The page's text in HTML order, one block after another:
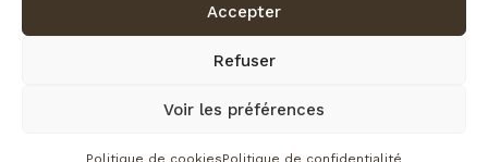
Accepter
Refuser
Voir les préférences
Politique de cookiesPolitique de confidentialité
Conditions générales de vente
Plan du site
fait avec par l’Agence IDCOM